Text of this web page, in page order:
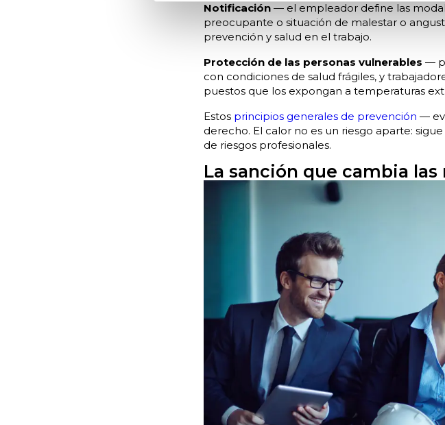
Notificación — el empleador define las
preocupante o situación de malestar o
prevención y salud en el trabajo.
Protección de las personas vulnerables —
con condiciones de salud frágiles, y
puestos que los expongan a temperaturas
Estos principios generales de prevención —
derecho. El calor no es un riesgo aparte:
de riesgos profesionales.
La sanción que cambia